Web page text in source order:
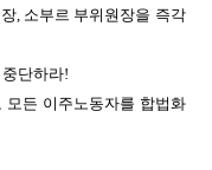
, 소부르 부위원장을 즉각
단하라!
모든 이주노동자를 합법화